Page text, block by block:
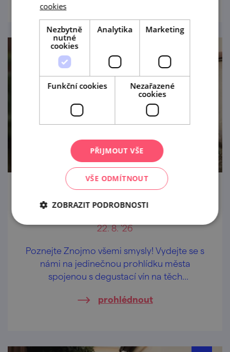
Letní procházka Znojmem s ochutnávkou
vín
22. 8. '26
Poznejte Znojmo všemi smysly! Vydejte se s
námi na jedinečnou prohlídku města
spojenou s degustací vín na těch
prohlédnout
cookies
Nezbytně
nutné
cookies
Analytika Marketing
Funkční cookies
Nezařazené
cookies
PŘIJMOUT VŠE
VŠE ODMÍTNOUT
ZOBRAZIT PODROBNOSTI